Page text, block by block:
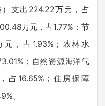
）支出224.22万元，占
万元，占1.77%；节
，占1.93%；农林水
；自然资源海洋气
占16.65%；住房保障
。